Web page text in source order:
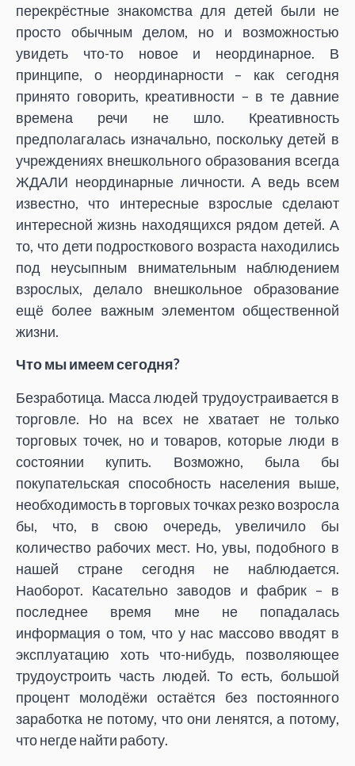
перекрёстные знакомства для детей были не
просто обычным делом, но и возможностью
увидеть что-то новое и неординарное. В
принципе, о неординарности – как сегодня
принято говорить, креативности – в те давние
времена речи не шло. Креативность
предполагалась изначально, поскольку детей в
учреждениях внешкольного образования всегда
ЖДАЛИ неординарные личности. А ведь всем
известно, что интересные взрослые сделают
интересной жизнь находящихся рядом детей. А
то, что дети подросткового возраста находились
под неусыпным внимательным наблюдением
взрослых, делало внешкольное образование
ещё более важным элементом общественной
жизни.
Что мы имеем сегодня?
Безработица. Масса людей трудоустраивается в
торговле. Но на всех не хватает не только
торговых точек, но и товаров, которые люди в
состоянии купить. Возможно, была бы
покупательская способность населения выше,
необходимость в торговых точках резко возросла
бы, что, в свою очередь, увеличило бы
количество рабочих мест. Но, увы, подобного в
нашей стране сегодня не наблюдается.
Наоборот. Касательно заводов и фабрик – в
последнее время мне не попадалась
информация о том, что у нас массово вводят в
эксплуатацию хоть что-нибудь, позволяющее
трудоустроить часть людей. То есть, большой
процент молодёжи остаётся без постоянного
заработка не потому, что они ленятся, а потому,
что негде найти работу.